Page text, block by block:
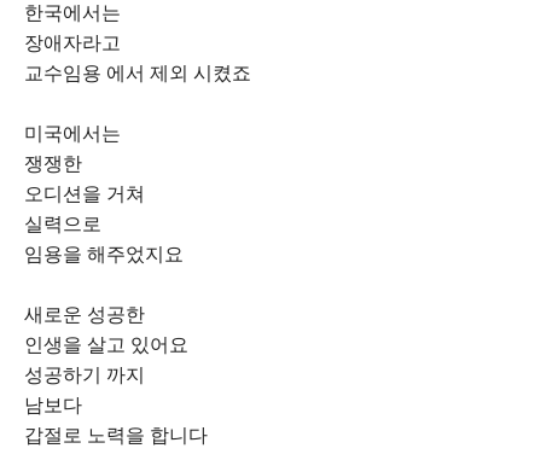
한국에서는
장애자라고
교수임용 에서 제외 시켰죠
미국에서는
쟁쟁한
오디션을 거쳐
실력으로
임용을 해주었지요
새로운 성공한
인생을 살고 있어요
성공하기 까지
남보다
갑절로 노력을 합니다